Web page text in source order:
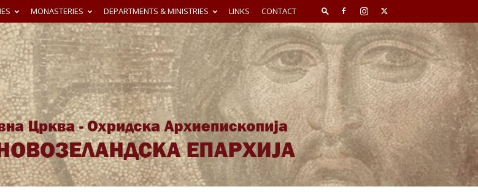
MONASTERIES DEPARTMENTS & MINISTRIES LINKS CONTACT